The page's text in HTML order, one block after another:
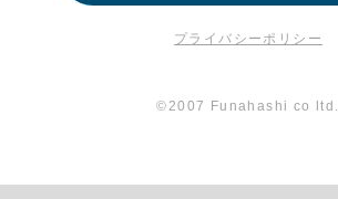
プライバシーポリシー
©2007 Funahashi co ltd.